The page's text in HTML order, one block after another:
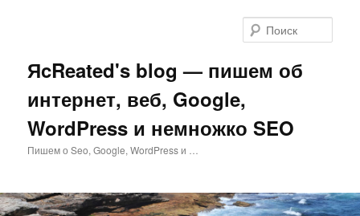
ЯcReated's blog — пишем об
интернет, веб, Google,
WordPress и немножко SEO
Пишем о Seo, Google, WordPress и …